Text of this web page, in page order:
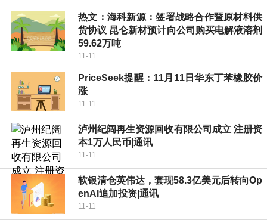
热文：海科新源：签署战略合作暨原材料供
货协议 昆仑新材预计向公司购买电解液溶剂
59.62万吨
11-11
PriceSeek提醒：11月11日华东丁苯橡胶价
涨
11-11
泸州纪阔再生资源回收有限公司成立 注册资
本1万人民币|通讯
11-11
软银清仓英伟达，套现58.3亿美元后转向Op
enAI追加投资|通讯
11-11